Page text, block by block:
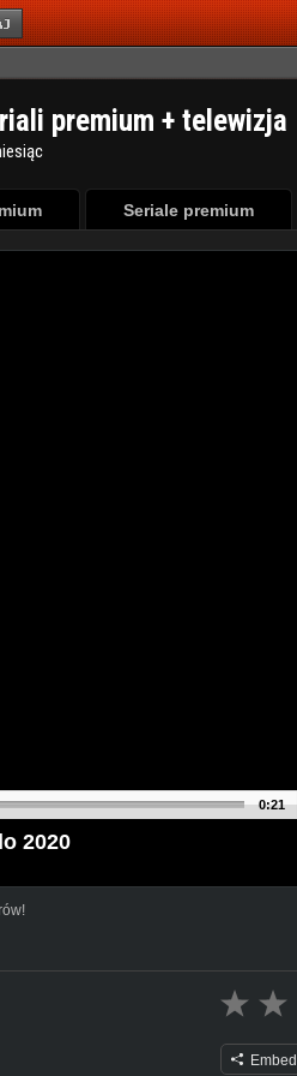
premium + telewizja
Seriale premium
0:21
2020
Embed